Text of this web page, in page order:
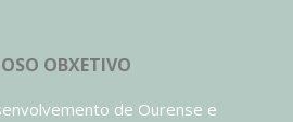
OBXETIVO
de Ourense e